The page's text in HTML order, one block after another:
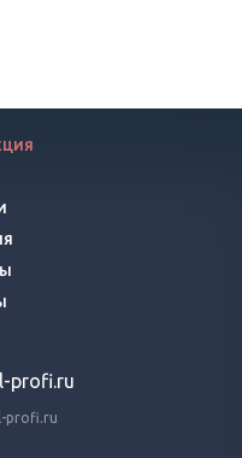
profi.ru
profi.ru